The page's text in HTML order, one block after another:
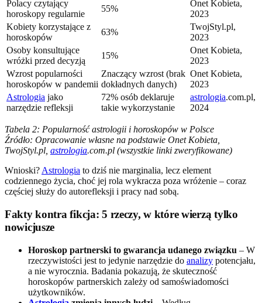
Polacy czytający
horoskopy regularnie
55%
Onet Kobieta,
2023
Kobiety korzystające z
horoskopów
63%
TwojStyl.pl,
2023
Osoby konsultujące
wróżki przed decyzją
15%
Onet Kobieta,
2023
Wzrost popularności
horoskopów w pandemii
Znaczący wzrost (brak
dokładnych danych)
Onet Kobieta,
2023
Astrologia jako
narzędzie refleksji
72% osób deklaruje
takie wykorzystanie
astrologia.com.pl,
2024
Tabela 2: Popularność astrologii i horoskopów w Polsce
Źródło: Opracowanie własne na podstawie Onet Kobieta,
TwojStyl.pl, astrologia.com.pl (wszystkie linki zweryfikowane)
Wnioski? Astrologia to dziś nie marginalia, lecz element
codziennego życia, choć jej rola wykracza poza wróżenie – coraz
częściej służy do autorefleksji i pracy nad sobą.
Fakty kontra fikcja: 5 rzeczy, w które wierzą tylko
nowicjusze
Horoskop partnerski to gwarancja udanego związku – W
rzeczywistości jest to jedynie narzędzie do analizy potencjału,
a nie wyrocznia. Badania pokazują, że skuteczność
horoskopów partnerskich zależy od samoświadomości
użytkowników.